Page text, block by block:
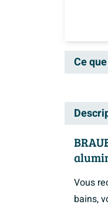
Ce
Vous
bains,